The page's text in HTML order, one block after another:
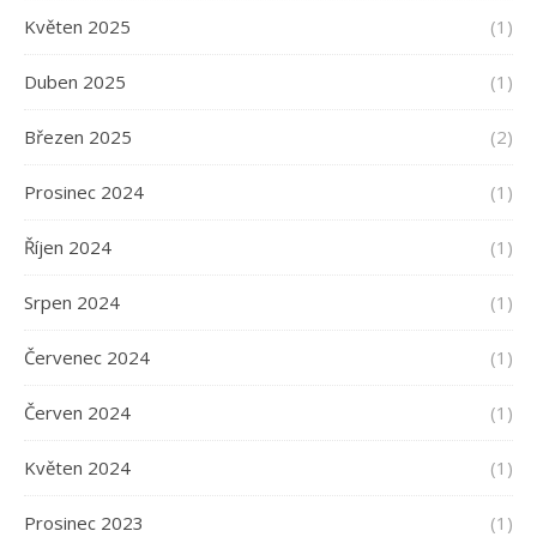
Květen 2025 (1)
Duben 2025 (1)
Březen 2025 (2)
Prosinec 2024 (1)
Říjen 2024 (1)
Srpen 2024 (1)
Červenec 2024 (1)
Červen 2024 (1)
Květen 2024 (1)
Prosinec 2023 (1)